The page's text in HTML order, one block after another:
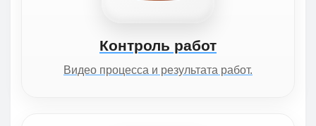
Контроль работ
Видео процесса и результата работ.